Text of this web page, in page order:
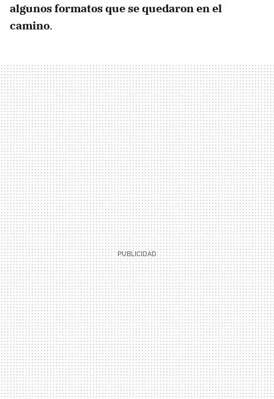
algunos formatos que se quedaron en el
camino.